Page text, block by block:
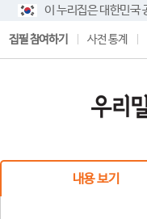
이 누리집은 대한민국
집필 참여하기 사전 통계
내용 보기